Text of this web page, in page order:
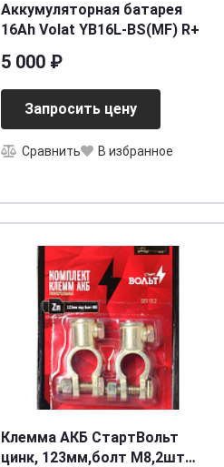
Аккумуляторная батарея
16Ah Volat YB16L-BS(MF) R+
5 000 ₽
Запросить цену
Сравнить В избранное
Клемма АКБ СтартВольт
цинк, 123мм,болт М8,2шт